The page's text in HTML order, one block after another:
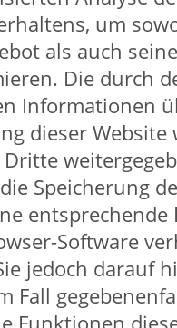
Sie darauf aufmerksam
an die VHS Lippstadt
im Rahmen der
automatisiert auf
unerwünschte
werden, bevor
an bzw.
des E-Mail-
erfolgt. Anhänge werden
und können
abgewiesen werden.
Liste wird bei
Ferner können
E-Mails seitens des
gespeichert/archiviert